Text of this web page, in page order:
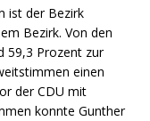
ist der Bezirk
Bezirk. Von den
59,3 Prozent zur
einen
der CDU mit
konnte Gunther